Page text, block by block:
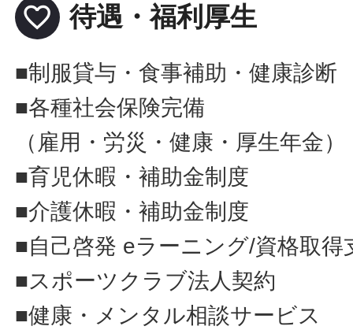
favorite_border 待遇・福利厚生
■制服貸与・食事補助・健康診断
■各種社会保険完備
（雇用・労災・健康・厚生年金）
■育児休暇・補助金制度
■介護休暇・補助金制度
■自己啓発 eラーニング/資格取得
■スポーツクラブ法人契約
■健康・メンタル相談サービス